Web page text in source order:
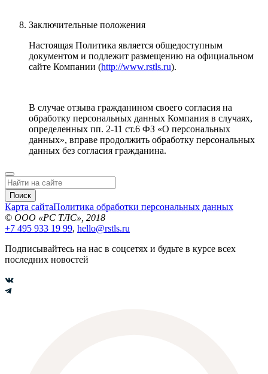
Заключительные положения
Настоящая Политика является общедоступным
документом и подлежит размещению на официальном
сайте Компании (http://www.rstls.ru).
В случае отзыва гражданином своего согласия на
обработку персональных данных Компания в случаях,
определенных пп. 2-11 ст.6 ФЗ «О персональных
данных», вправе продолжить обработку персональных
данных без согласия гражданина.
Поиск
Карта сайтаПолитика обработки персональных данных
© ООО «РС ТЛС», 2018
+7 495 933 19 99, hello@rstls.ru
Подписывайтесь на нас в соцсетях и будьте в курсе всех
последних новостей